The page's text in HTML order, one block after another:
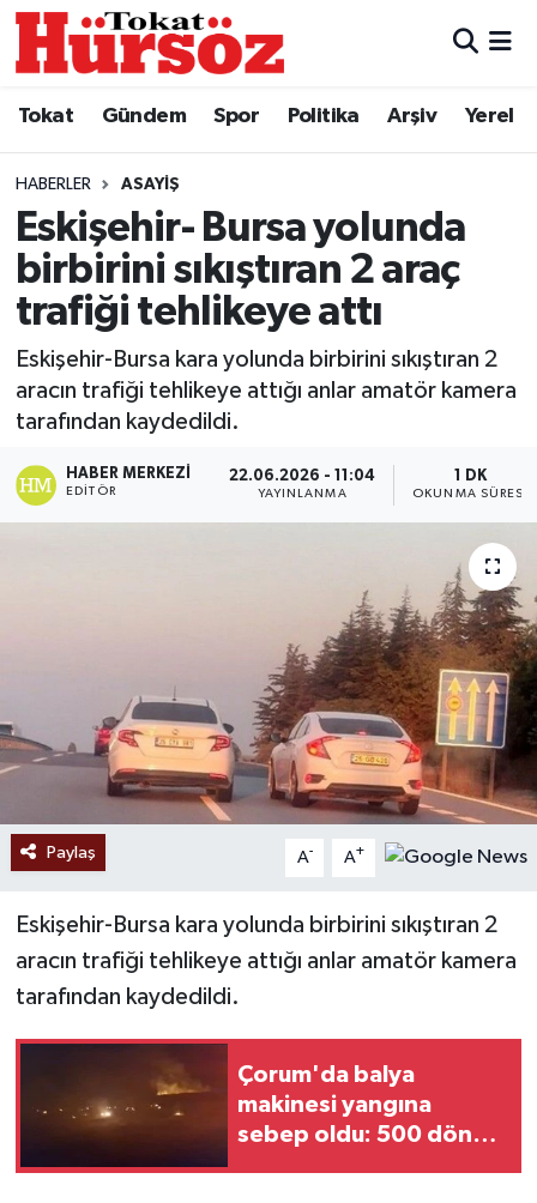
Tokat Gündem Spor Politika Arşiv Yerel
HABERLER ASAYIŞ
Eskişehir- Bursa yolunda
birbirini sıkıştıran 2 araç
trafiği tehlikeye attı
Eskişehir-Bursa kara yolunda birbirini sıkıştıran 2
aracın trafiği tehlikeye attığı anlar amatör kamera
tarafından kaydedildi.
HABER MERKEZI
EDITÖR
22.06.2026 - 11:04
YAYINLANMA
1 DK
OKUNMA SÜRESI
Paylaş A- A+
Eskişehir-Bursa kara yolunda birbirini sıkıştıran 2
aracın trafiği tehlikeye attığı anlar amatör kamera
tarafından kaydedildi.
Çorum'da balya
makinesi yangına
sebep oldu: 500 dönüm
Türkiye Gündemi
Gündem
Asayiş
Spor
Politika
Eğitim
Tokat Haber
Hava Durumu
Tokat Namaz Vakitleri
Trafik Durumu
Süper Lig Puan Durumu ve Fikstür
Tüm Manşetler
Haber Arşivi